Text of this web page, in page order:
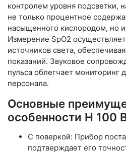
контролем уровня подсветки,
не только процентное
насыщенного кислородом, но
Измерение SpO2
источников света,
показаний. Звуковое
пульса облегчает мониторинг
персонала.
Основные
особенности H 100
С поверкой: Прибор
подтверждает его